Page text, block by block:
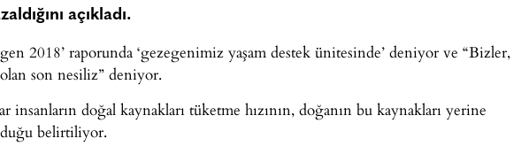
açıkladı.
2018’ raporunda ‘gezegenimiz yaşam destek ünitesinde’ deniyor ve “Bizler,
son nesiliz” deniyor.
insanların doğal kaynakları tüketme hızının, doğanın bu kaynakları yerine
belirtiliyor.